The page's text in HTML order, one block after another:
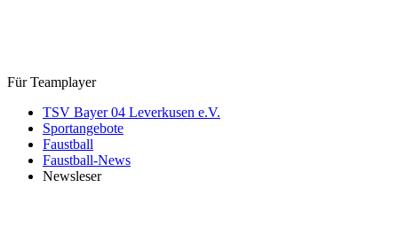
Für Teamplayer
TSV Bayer 04 Leverkusen e.V.
Sportangebote
Faustball
Faustball-News
Newsleser